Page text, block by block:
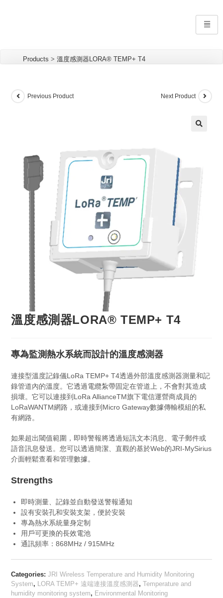
Products > 溫度感測器LORA® TEMP+ T4
Previous Product Next Product
溫度感測器LORA® TEMP+ T4
專為監測熱水系統而設計的溫度感測器
連接型溫度記錄儀LoRa TEMP+ T4透過外部溫度感測器測量和記
錄管道內的溫度。它透過電纜紮帶固定在管道上，不會對其造成
損壞。它可以連接到LoRa AllianceTM旗下電信運營商成員的
LoRaWANTM網路，或連接到Micro Gateway數據傳輸模組的私
有網路。
如果超出閾值範圍，即時警報將透過短訊文本消息、電子郵件或
語音訊息發送。您可以透過簡潔、直觀的基於Web的JRI-MySirius
介面輕鬆查看和管理數據。
Strengths
即時測量、記錄並自動發送警報通知
設有安裝孔和安裝支架，便於安裝
專為熱水系統量身定制
用戶可更換的長效電池
通訊頻率：868MHz / 915MHz
Categories:JRI Wireless Temperature and Humidity Monitoring
System, LORA TEMP+ 遠端連接溫度感測器,Temperature and
humidity monitoring system, Environmental Monitoring